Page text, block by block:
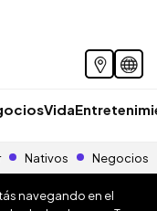
Vida
Nativos Negocios
navegando en el